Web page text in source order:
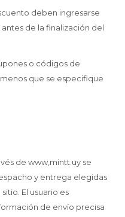
deben ingresarse
de la finalización del
o códigos de
que se especifique
de www,mintt.uy se
y entrega elegidas
El usuario es
de envío precisa